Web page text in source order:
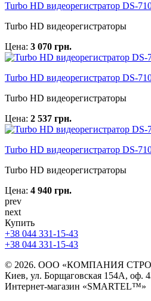
Turbo HD видеорегистратор DS-
Turbo HD видеорегистраторы
Цена: 3 070 грн.
Turbo HD видеорегистратор DS-
Turbo HD видеорегистраторы
Цена: 2 537 грн.
Turbo HD видеорегистратор DS-
Turbo HD видеорегистраторы
Цена: 4 940 грн.
prev
next
Купить
+38 044 331-15-43
+38 044 331-15-43
© 2026. ООО «КОМПАНИЯ
Киев, ул. Борщаговская 154А, оф.
Интернет-магазин «SMARTEL™»